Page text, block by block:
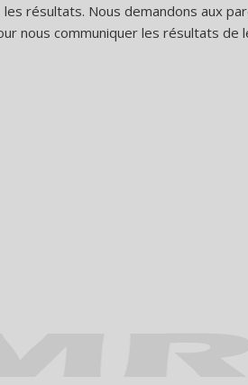
les résultats. Nous demandons aux
nous communiquer les résultats de